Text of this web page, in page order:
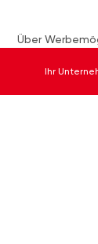
Über
Ihr